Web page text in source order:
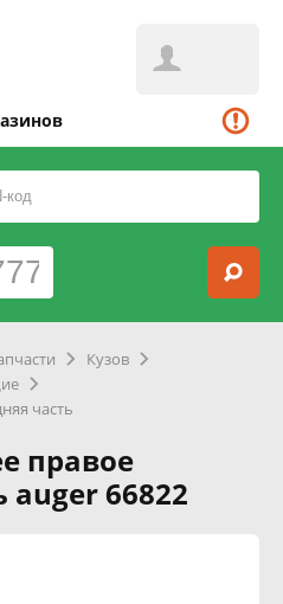
Кузов
часть
правое
auger 66822